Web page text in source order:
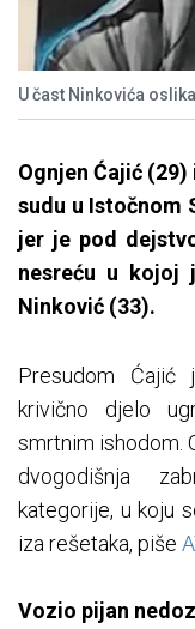
U čast Ninkovića
Ognjen Ćajić
sudu u Istočnom
jer je pod
nesreću u kojoj
Ninković (33).
Presudom
krivično djelo
smrtnim ishodom.
dvogodišnja
kategorije, u koju
iza rešetaka, piše
Vozio pijan